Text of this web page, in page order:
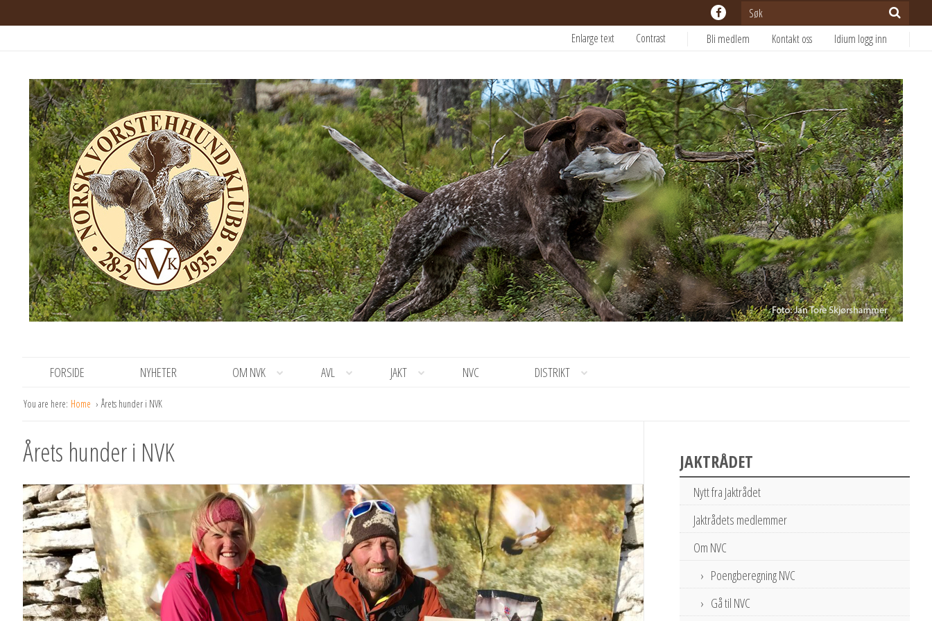
Enlarge text Contrast Bli medlem Kontakt oss Idium logg inn
FORSIDE NYHETER OM NVK AVL JAKT NVC DISTRIKT
You are here: Home Årets hunder i NVK
Årets hunder i NVK JAKTRÅDET
Nytt fra Jaktrådet
Jaktrådets medlemmer
Om NVC
Poengberegning NVC
Gå til NVC